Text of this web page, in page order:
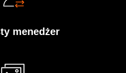
menedżer